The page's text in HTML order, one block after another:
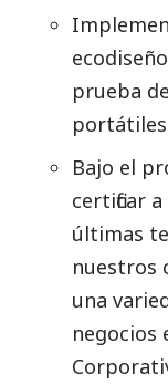
prueba
Bajo el
certificar
últimas
nuestros
una
negocios